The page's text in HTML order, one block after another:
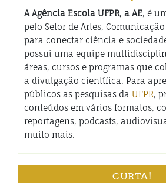
A Agência Escola UFPR, a AE, é
pelo Setor de Artes, Comunicação
para conectar ciência e
possui uma equipe
áreas, cursos e programas que
a divulgação científica. Para
públicos as pesquisas da UFPR,
conteúdos em vários formatos,
reportagens, podcasts,
muito mais.
CURTA!